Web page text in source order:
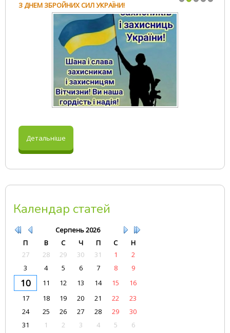
З ДНЕМ ЗБРОЙНИХ СИЛ УКРАЇНИ!
Детальніше
Календар статей
Серпень2026
П
В С Ч П С
Н
27
28 29 30 31 1
2
3
4 5 6 7 8 9
10 11 12 13 14 15
16
17
18 19 20 21 22
23
24
25 26 27 28 29
30
31
1 2 3 4 5 6